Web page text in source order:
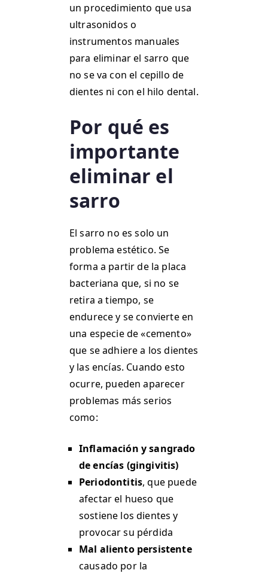
un procedimiento que usa
ultrasonidos o
instrumentos manuales
para eliminar el sarro que
no se va con el cepillo de
dientes ni con el hilo dental.
Por qué es
importante
eliminar el
sarro
El sarro no es solo un
problema estético. Se
forma a partir de la placa
bacteriana que, si no se
retira a tiempo, se
endurece y se convierte en
una especie de «cemento»
que se adhiere a los dientes
y las encías. Cuando esto
ocurre, pueden aparecer
problemas más serios
como:
Inflamación y sangrado
de encías (gingivitis)
Periodontitis, que puede
afectar el hueso que
sostiene los dientes y
provocar su pérdida
Mal aliento persistente
causado por la